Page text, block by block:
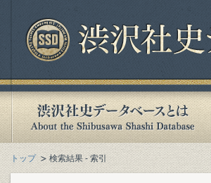
トップ 検索結果 - 索引